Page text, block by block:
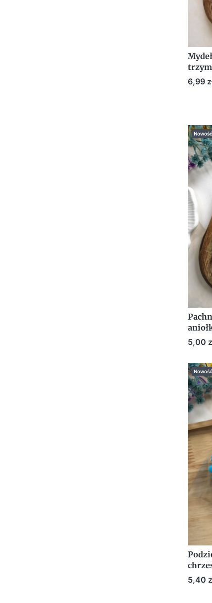
Cena
6,99
Nowość
Cena
5,00
Nowość
z
Cena
5,40